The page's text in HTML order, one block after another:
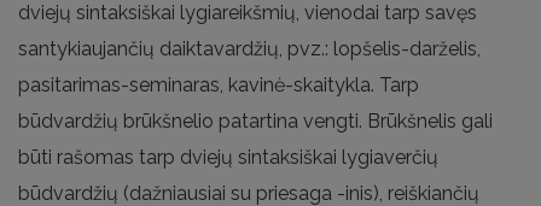
dviejų sintaksiškai lygiareikšmių, vienodai tarp savęs
santykiaujančių daiktavardžių, pvz.: lopšelis-darželis,
pasitarimas-seminaras, kavinė-skaitykla. Tarp
būdvardžių brūkšnelio patartina vengti. Brūkšnelis gali
būti rašomas tarp dviejų sintaksiškai lygiaverčių
būdvardžių (dažniausiai su priesaga -inis), reiškiančių